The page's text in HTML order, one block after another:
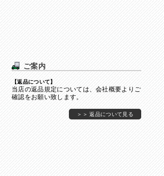
ご案内
【返品について】
当店の返品規定については、会社概要よりご
確認をお願い致します。
＞＞ 返品について見る